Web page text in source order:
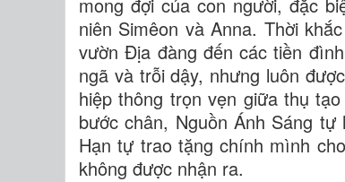
niên Simêon và Anna. Thời
vườn Địa đàng đến các tiền
ngã và trỗi dậy, nhưng luôn
hiệp thông trọn vẹn giữa thụ
bước chân, Nguồn Ánh Sáng
Hạn tự trao tặng chính mình
không được nhận ra.